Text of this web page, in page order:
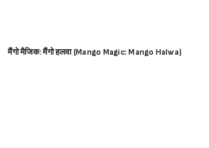
मैंगो मैजिक: मैंगो हलवा (Mango Magic: Mango Halwa)